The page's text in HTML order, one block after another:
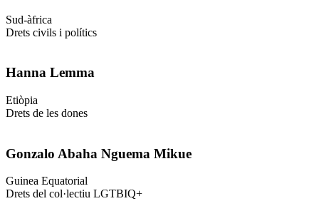
Sud-àfrica
Drets civils i polítics
Hanna Lemma
Etiòpia
Drets de les dones
Gonzalo Abaha Nguema Mikue
Guinea Equatorial
Drets del col·lectiu LGTBIQ+